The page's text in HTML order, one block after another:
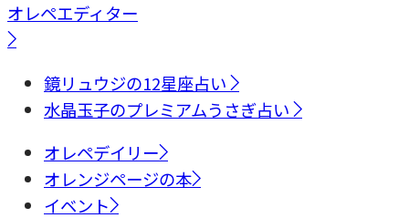
オレペエディター
鏡リュウジの12星座占い
水晶玉子のプレミアムうさぎ占い
オレペデイリー
オレンジページの本
イベント